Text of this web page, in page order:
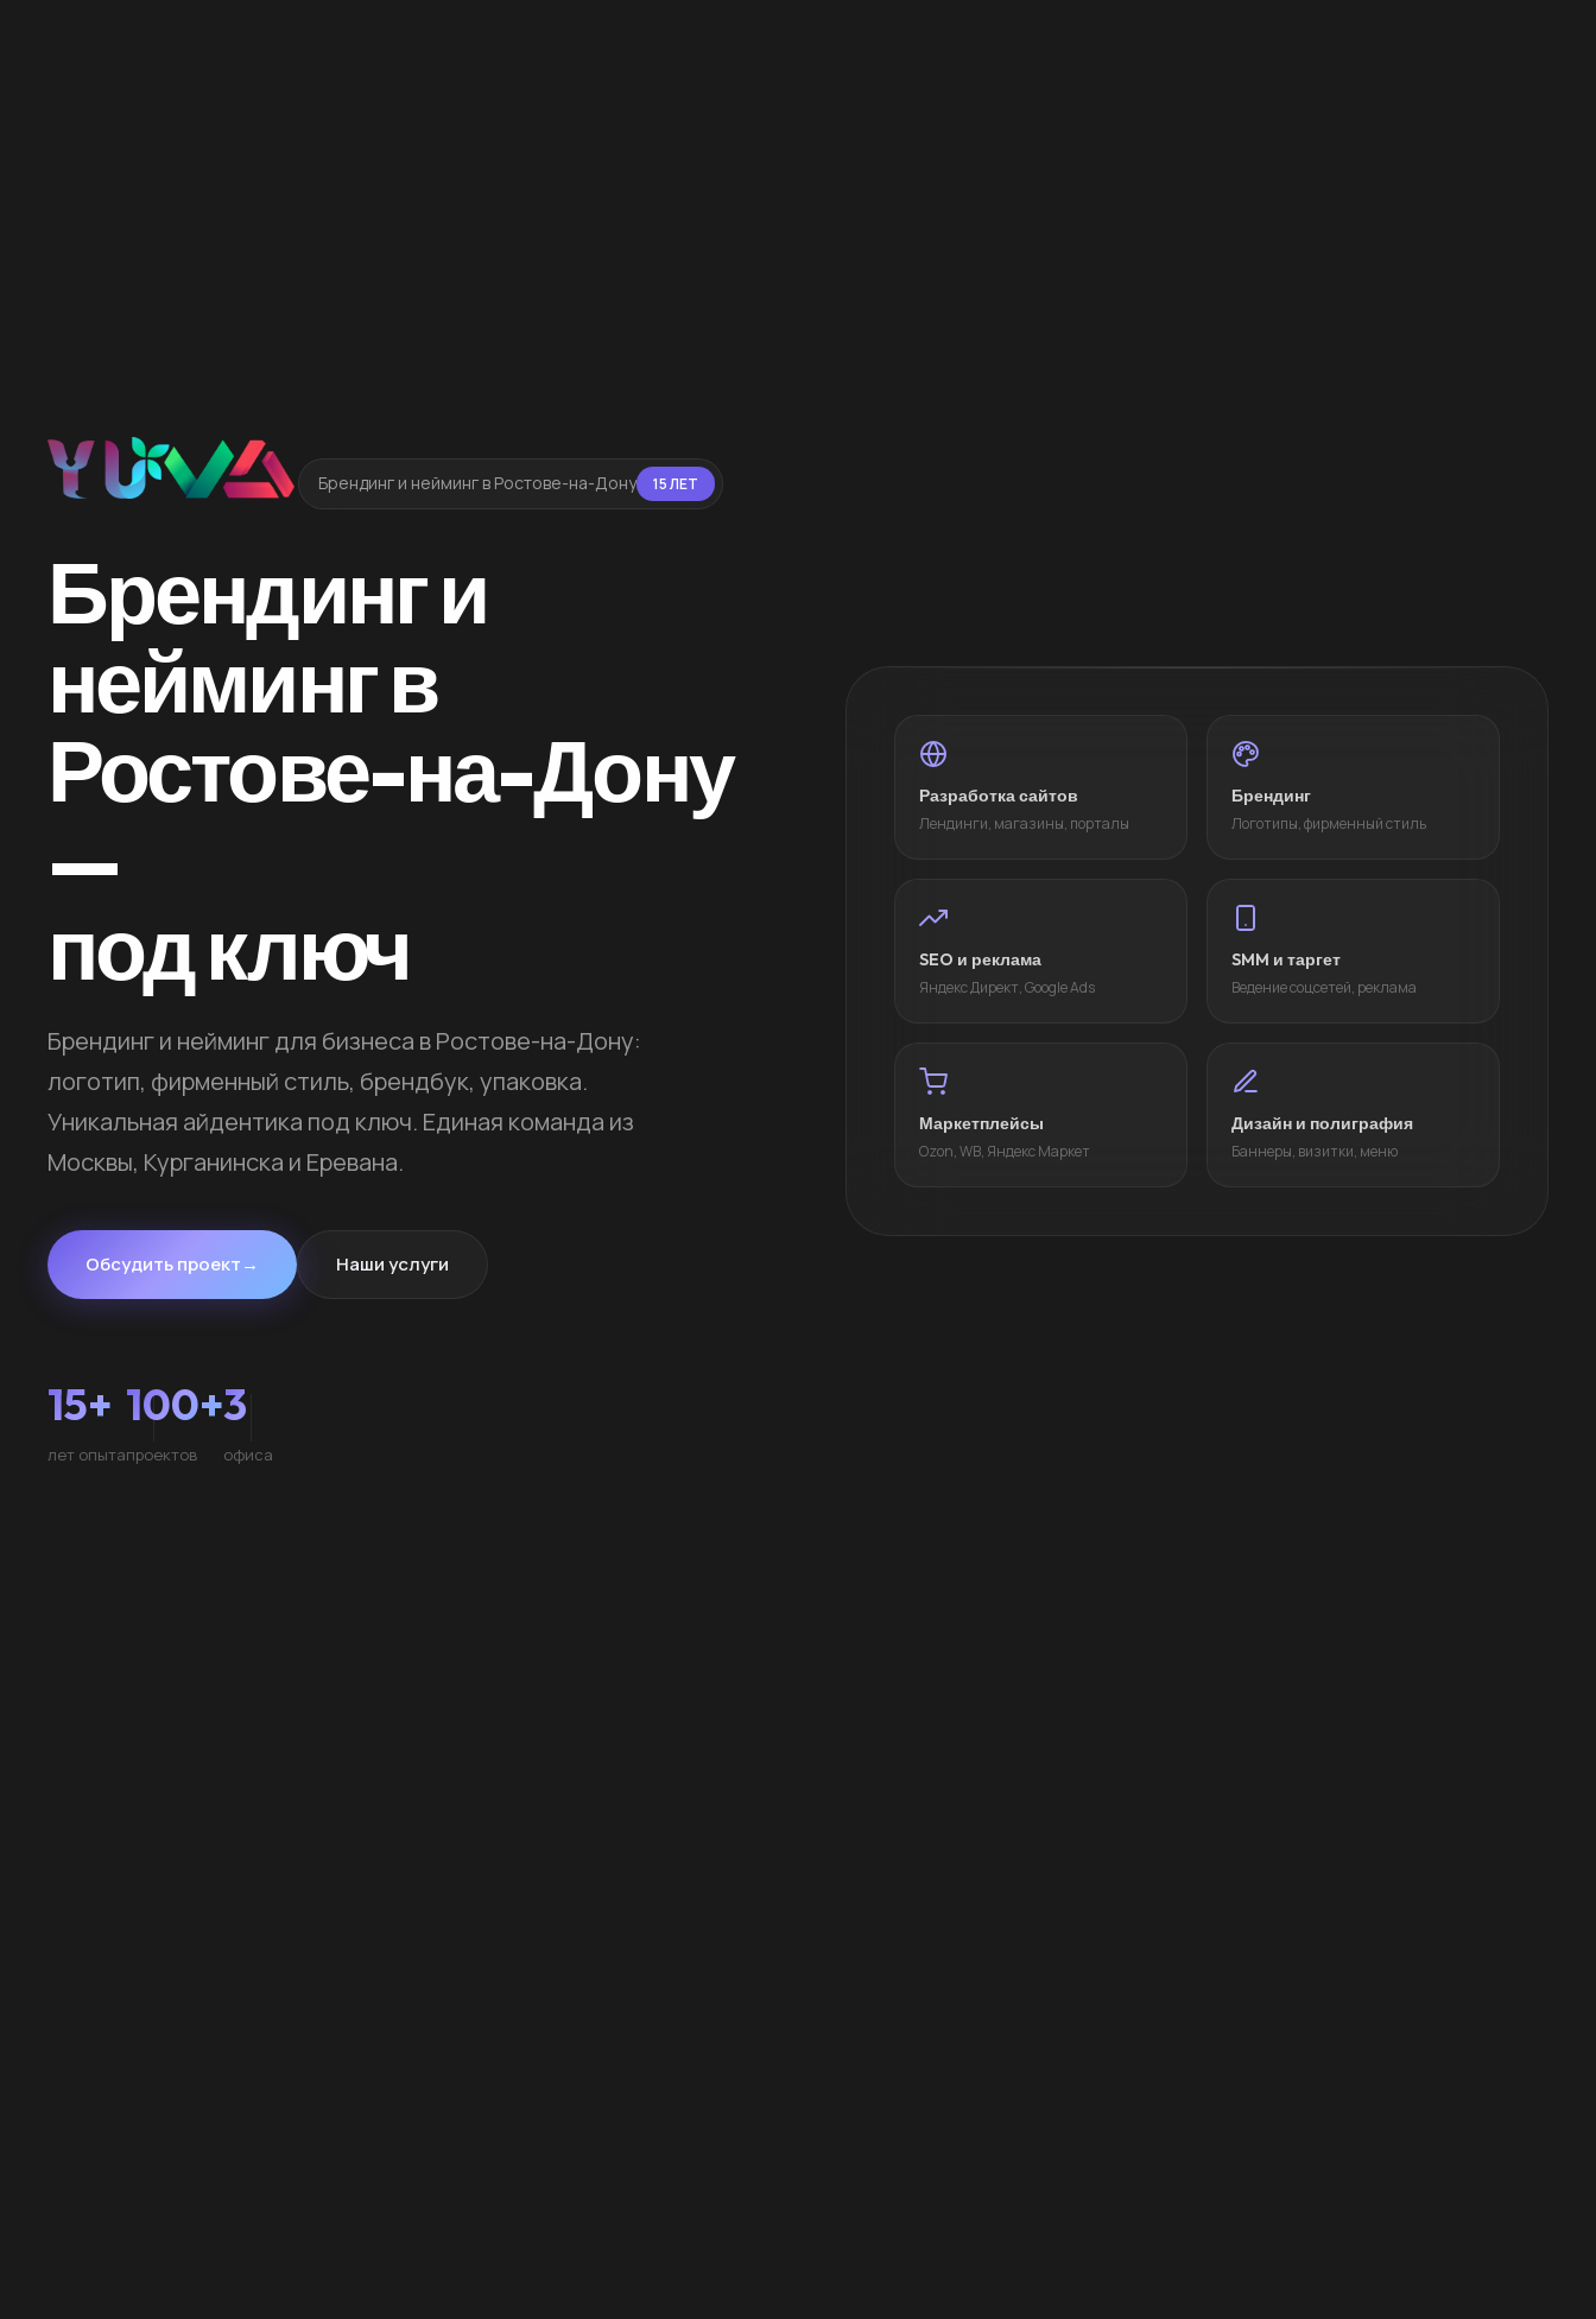
Брендинг и нейминг в Ростове-на-Дону 15 ЛЕТ
Брендинг и
нейминг в
Ростове-на-Дону
—
под ключ
Брендинг и нейминг для бизнеса в Ростове-на-Дону:
логотип, фирменный стиль, брендбук, упаковка.
Уникальная айдентика под ключ. Единая команда из
Москвы, Курганинска и Еревана.
Обсудить проект→ Наши услуги
15+
лет опыта
100+
проектов
3
офиса
Разработка сайтов
Лендинги, магазины, порталы
Брендинг
Логотипы, фирменный стиль
SEO и реклама
Яндекс Директ, Google Ads
SMM и таргет
Ведение соцсетей, реклама
Маркетплейсы
Ozon, WB, Яндекс Маркет
Дизайн и полиграфия
Баннеры, визитки, меню